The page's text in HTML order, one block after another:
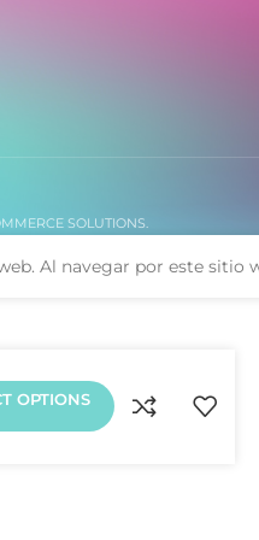
SOLUTIONS.
Al navegar por este sitio
OPTIONS